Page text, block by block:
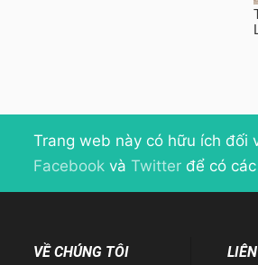
Trang web này có hữu ích đối
Facebook và Twitter để có
VỀ CHÚNG TÔI